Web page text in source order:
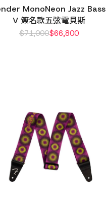
MonoNeon Jazz Bass
V 簽名款五弦電貝斯
$71,000$66,800